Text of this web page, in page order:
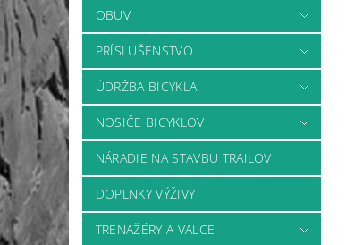
OBUV
PRÍSLUŠENSTVO
ÚDRŽBA BICYKLA
NOSIČE BICYKLOV
NÁRADIE NA STAVBU TRAILOV
DOPLNKY VÝŽIVY
TRENAŽÉRY A VALCE